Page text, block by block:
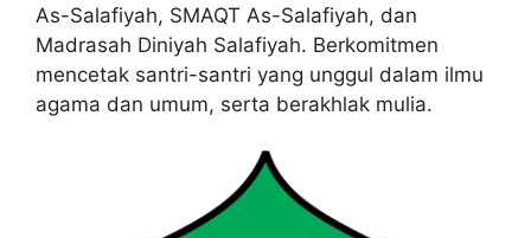
As-Salafiyah, SMAQT As-Salafiyah, dan
Madrasah Diniyah Salafiyah. Berkomitmen
mencetak santri-santri yang unggul dalam ilmu
agama dan umum, serta berakhlak mulia.